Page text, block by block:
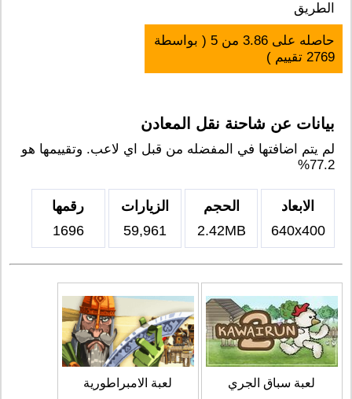
الطريق
حاصله على3.86 من5 ( بواسطة
2769 تقييم )
بيانات عن شاحنة نقل المعادن
لم يتم اضافتها في المفضله من قبل اي لاعب. وتقييمها هو
77.2%
الابعاد
640x400
الحجم
2.42MB
الزيارات
59,961
رقمها
1696
لعبة سباق الجري لعبة الامبراطورية